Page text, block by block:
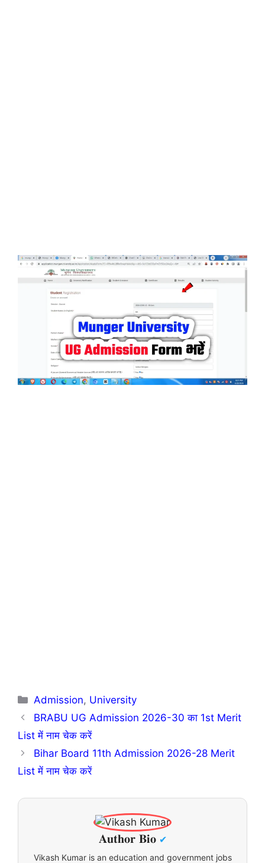
Categories
Admission, University
BRABU UG Admission 2026-30 का 1st Merit
List में नाम चेक करें
Bihar Board 11th Admission 2026-28 Merit
List में नाम चेक करें
𝐀𝐮𝐭𝐡𝐨𝐫 𝐁𝐢𝐨 ✔
Vikash Kumar is an education and government jobs